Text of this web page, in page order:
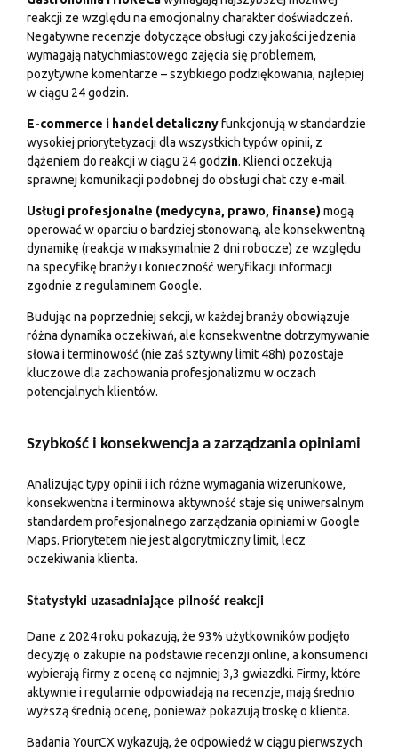
reakcji ze względu na emocjonalny charakter doświadczeń.
Negatywne recenzje dotyczące obsługi czy jakości jedzenia
wymagają natychmiastowego zajęcia się problemem,
pozytywne komentarze – szybkiego podziękowania, najlepiej
w ciągu 24 godzin.
E-commerce i handel detalicznyfunkcjonują w standardzie
wysokiej priorytetyzacji dla wszystkich typów opinii, z
dążeniem do reakcji w ciągu 24 godzin. Klienci oczekują
sprawnej komunikacji podobnej do obsługi chat czy e-mail.
Usługi profesjonalne (medycyna, prawo, finanse)mogą
operować w oparciu o bardziej stonowaną, ale konsekwentną
dynamikę (reakcja w maksymalnie 2 dni robocze) ze względu
na specyfikę branży i konieczność weryfikacji informacji
zgodnie z regulaminem Google.
Budując na poprzedniej sekcji, w każdej branży obowiązuje
różna dynamika oczekiwań, ale konsekwentne dotrzymywanie
słowa i terminowość (nie zaś sztywny limit 48h) pozostaje
kluczowe dla zachowania profesjonalizmu w oczach
potencjalnych klientów.
Szybkość i konsekwencja a zarządzania opiniami
Analizując typy opinii i ich różne wymagania wizerunkowe,
konsekwentna i terminowa aktywność staje się uniwersalnym
standardem profesjonalnego zarządzania opiniami w Google
Maps. Priorytetem nie jest algorytmiczny limit, lecz
oczekiwania klienta.
Statystyki uzasadniające pilność reakcji
Dane z 2024 roku pokazują, że 93% użytkowników podjęło
decyzję o zakupie na podstawie recenzji online, a konsumenci
wybierają firmy z oceną co najmniej 3,3 gwiazdki. Firmy, które
aktywnie i regularnie odpowiadają na recenzje, mają średnio
wyższą średnią ocenę, ponieważ pokazują troskę o klienta.
Badania YourCX wykazują, że odpowiedź w ciągu pierwszych